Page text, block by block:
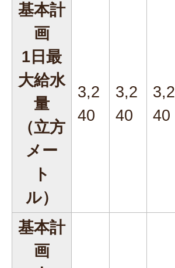
基本計
画
1日最
大給水
量
（立方
メー
ト
ル）
3,2
40
3,2
40
3,2
40
基本計
画